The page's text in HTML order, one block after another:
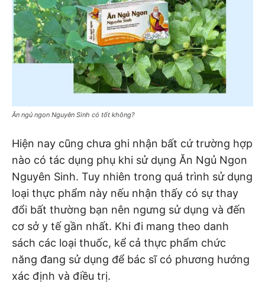
Ăn ngủ ngon Nguyên Sinh có tốt không?
Hiện nay cũng chưa ghi nhận bất cứ trường hợp
nào có tác dụng phụ khi sử dụng Ăn Ngủ Ngon
Nguyên Sinh. Tuy nhiên trong quá trình sử dụng
loại thực phẩm này nếu nhận thấy có sự thay
đổi bất thường bạn nên ngưng sử dụng và đến
cơ sở y tế gần nhất. Khi đi mang theo danh
sách các loại thuốc, kể cả thực phẩm chức
năng đang sử dụng để bác sĩ có phương hướng
xác định và điều trị.